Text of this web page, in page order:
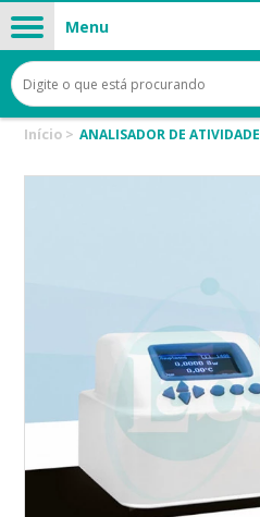
Menu
Início > ANALISADOR DE